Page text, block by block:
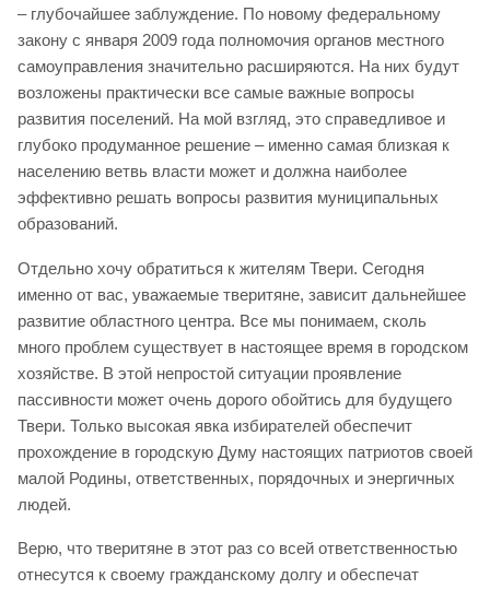
– глубочайшее заблуждение. По новому федеральному
закону с января 2009 года полномочия органов местного
самоуправления значительно расширяются. На них будут
возложены практически все самые важные вопросы
развития поселений. На мой взгляд, это справедливое и
глубоко продуманное решение – именно самая близкая к
населению ветвь власти может и должна наиболее
эффективно решать вопросы развития муниципальных
образований.
Отдельно хочу обратиться к жителям Твери. Сегодня
именно от вас, уважаемые тверитяне, зависит дальнейшее
развитие областного центра. Все мы понимаем, сколь
много проблем существует в настоящее время в городском
хозяйстве. В этой непростой ситуации проявление
пассивности может очень дорого обойтись для будущего
Твери. Только высокая явка избирателей обеспечит
прохождение в городскую Думу настоящих патриотов своей
малой Родины, ответственных, порядочных и энергичных
людей.
Верю, что тверитяне в этот раз со всей ответственностью
отнесутся к своему гражданскому долгу и обеспечат